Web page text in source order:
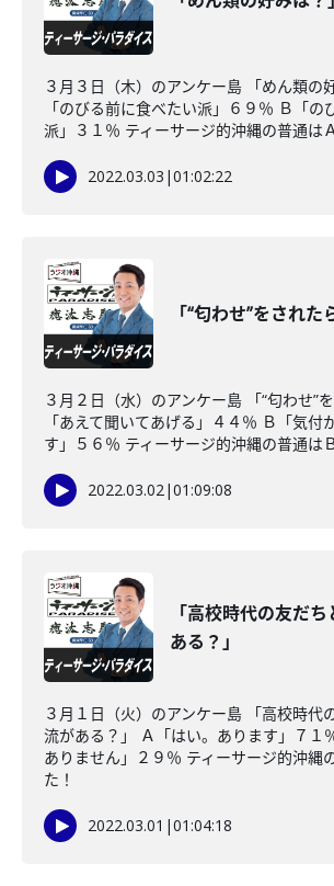
３月３日（木）のアンケー島 「めん類の
「のびる前に食べたい派」６９％ Ｂ「の
派」３１％ ティーサージ的沖縄の普通は
2022.03.03 |01:02:22
「“匂わせ”をされた
３月２日（水）のアンケー島 「“匂わせ”
「あえて聞いてあげる」４４％ Ｂ「気付
す」５６％ ティーサージ的沖縄の普通は
2022.03.02|01:09:08
「高校時代の友だ
ある？」
３月１日（火）のアンケー島 「高校時代
流がある？」 Ａ「はい。あります」７１
ありません」２９％ ティーサージ的沖縄
た！
2022.03.01 |01:04:18